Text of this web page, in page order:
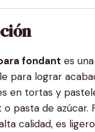
fondant es
para lograr
en tortas y
pasta de azúcar.
calidad, es